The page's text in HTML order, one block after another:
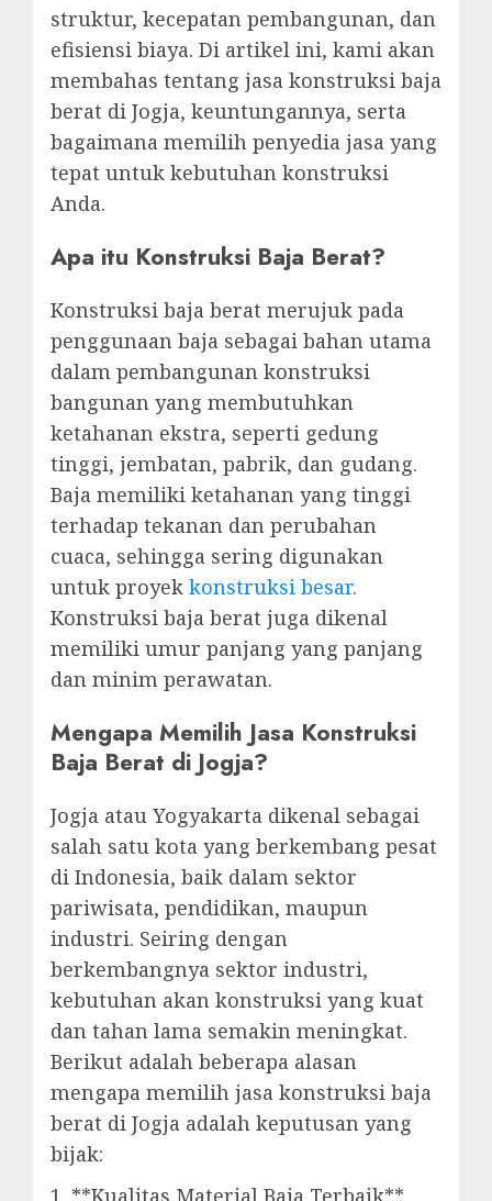
struktur, kecepatan pembangunan, dan
efisiensi biaya. Di artikel ini, kami akan
membahas tentang jasa konstruksi baja
berat di Jogja, keuntungannya, serta
bagaimana memilih penyedia jasa yang
tepat untuk kebutuhan konstruksi
Anda.
Apa itu Konstruksi Baja Berat?
Konstruksi baja berat merujuk pada
penggunaan baja sebagai bahan utama
dalam pembangunan konstruksi
bangunan yang membutuhkan
ketahanan ekstra, seperti gedung
tinggi, jembatan, pabrik, dan gudang.
Baja memiliki ketahanan yang tinggi
terhadap tekanan dan perubahan
cuaca, sehingga sering digunakan
untuk proyek konstruksi besar.
Konstruksi baja berat juga dikenal
memiliki umur panjang yang panjang
dan minim perawatan.
Mengapa Memilih Jasa Konstruksi
Baja Berat di Jogja?
Jogja atau Yogyakarta dikenal sebagai
salah satu kota yang berkembang pesat
di Indonesia, baik dalam sektor
pariwisata, pendidikan, maupun
industri. Seiring dengan
berkembangnya sektor industri,
kebutuhan akan konstruksi yang kuat
dan tahan lama semakin meningkat.
Berikut adalah beberapa alasan
mengapa memilih jasa konstruksi baja
berat di Jogja adalah keputusan yang
bijak:
1. **Kualitas Material Baja Terbaik**